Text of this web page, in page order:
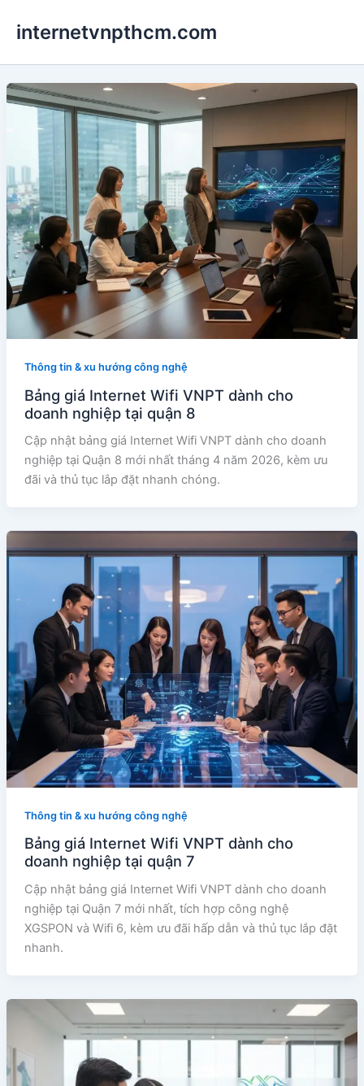
dung
internetvnpthcm.com
Thông tin & xu hướng công nghệ
Bảng giá Internet Wifi VNPT dành cho
doanh nghiệp tại quận 8
Cập nhật bảng giá Internet Wifi VNPT dành cho doanh
nghiệp tại Quận 8 mới nhất tháng 4 năm 2026, kèm ưu
đãi và thủ tục lắp đặt nhanh chóng.
Thông tin & xu hướng công nghệ
Bảng giá Internet Wifi VNPT dành cho
doanh nghiệp tại quận 7
Cập nhật bảng giá Internet Wifi VNPT dành cho doanh
nghiệp tại Quận 7 mới nhất, tích hợp công nghệ
XGSPON và Wifi 6, kèm ưu đãi hấp dẫn và thủ tục lắp đặt
nhanh.